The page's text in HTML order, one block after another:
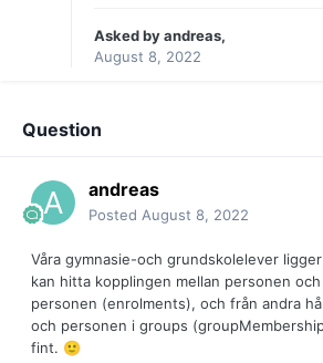
Asked byandreas,
August 8, 2022
Question
andreas
Posted August 8, 2022
Våra gymnasie-och grundskolelever
kan hitta kopplingen mellan personen
personen (enrolments), och från andra
och personen i groups
fint. 🙂